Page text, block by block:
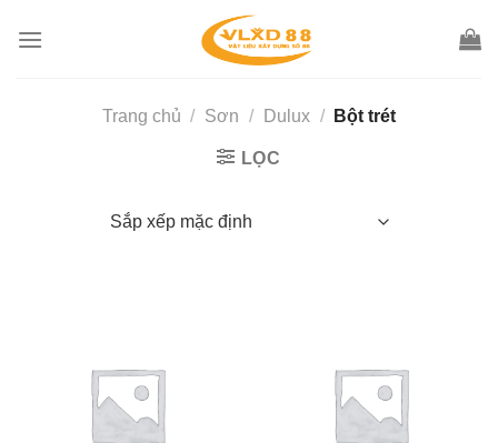
Trang chủ / Sơn / Dulux / Bột trét
LỌC